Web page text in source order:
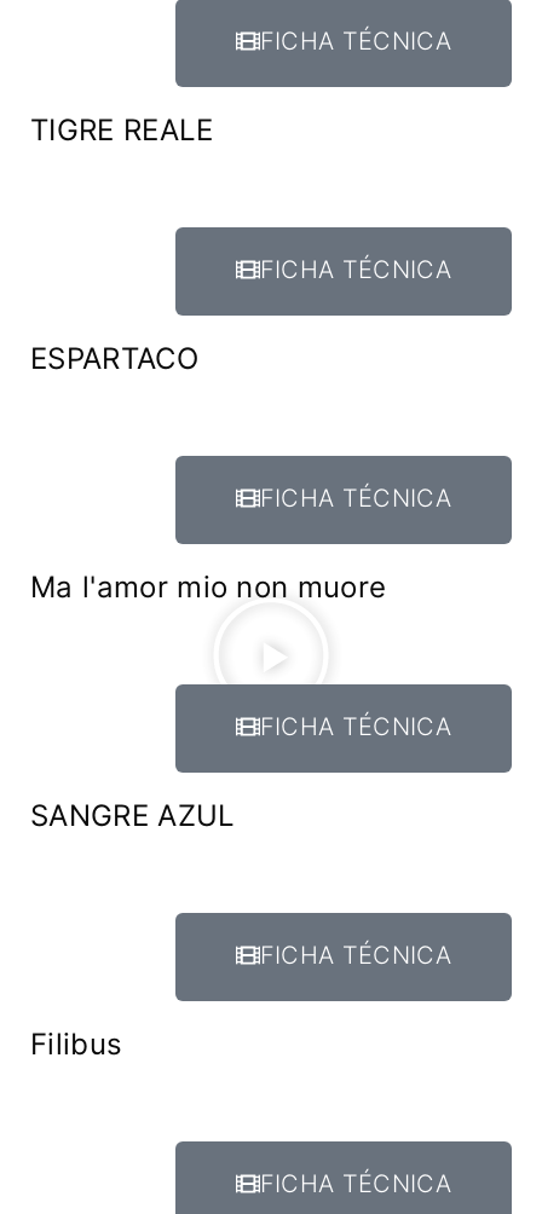
FICHA TÉCNICA
TIGRE REALE
FICHA TÉCNICA
ESPARTACO
FICHA TÉCNICA
Ma l'amor mio non muore
FICHA TÉCNICA
SANGRE AZUL
FICHA TÉCNICA
Filibus
FICHA TÉCNICA